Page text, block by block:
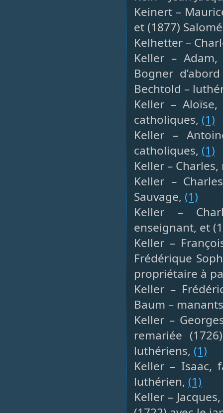
Keinert –
et (1877)
Kelhetter –
Keller –
Bogner
Bechtold –
Keller –
catholiques, (1)
Keller –
catholiques, (1)
Keller –
Keller –
Sauvage, (1)
Keller –
enseignant, et
Keller –
Frédérique
propriétaire à
Keller –
Baum –
Keller –
remariée
luthériens, (1)
Keller – Isaac,
luthérien, (1)
Keller –